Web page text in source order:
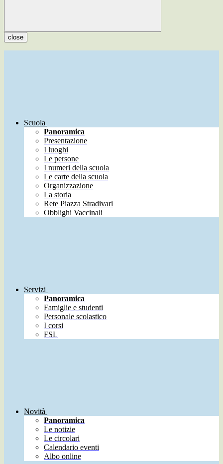
close
Scuola
Panoramica
Presentazione
I luoghi
Le persone
I numeri della scuola
Le carte della scuola
Organizzazione
La storia
Rete Piazza Stradivari
Obblighi Vaccinali
Servizi
Panoramica
Famiglie e studenti
Personale scolastico
I corsi
FSL
Novità
Panoramica
Le notizie
Le circolari
Calendario eventi
Albo online